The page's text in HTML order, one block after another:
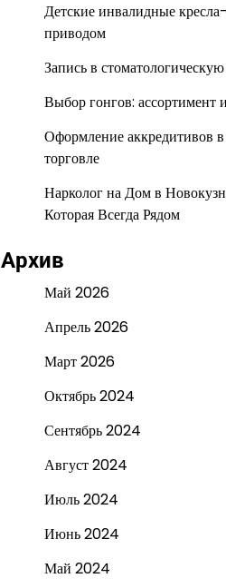
Детские инвалидные
приводом
Запись в
Выбор гонгов: ассортимент
Оформление аккредитивов
торговле
Нарколог на Дом в
Которая Всегда Рядом
Архив
Май 2026
Апрель 2026
Март 2026
Октябрь 2024
Сентябрь 2024
Август 2024
Июль 2024
Июнь 2024
Май 2024